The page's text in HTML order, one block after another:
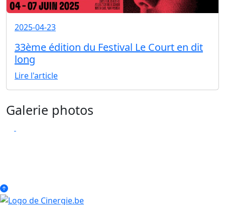
2025-04-23
33ème édition du Festival Le Court en dit
long
Lire l'article
Galerie photos